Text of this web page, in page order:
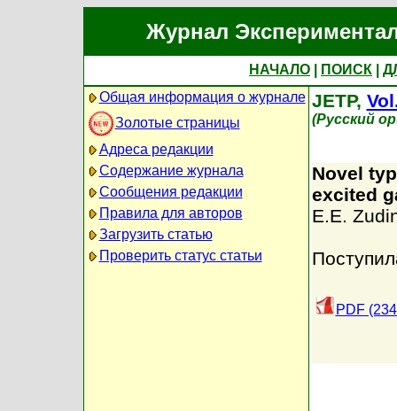
Журнал
НАЧАЛО ПОИСК
Общая информация о журнале
Золотые страницы
Адреса редакции
Содержание журнала
Сообщения редакции
Правила для авторов
Загрузить статью
Проверить статус статьи
JETP,
(Русский
Novel
excited
E.E.
PDF